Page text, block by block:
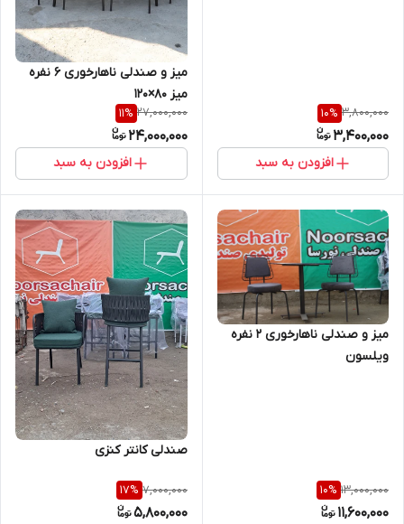
3,800,000
10%
3,400,000
افزودن به سبد
میز و صندلی ناهارخوری ۶ نفره
میز ۸۰×۱۲۰
27,000,000
11%
24,000,000
افزودن به سبد
میز و صندلی ناهارخوری 2 نفره
ویلسون
13,000,000
10%
11,600,000
صندلی کانتر کنزی
7,000,000
17%
5,800,000